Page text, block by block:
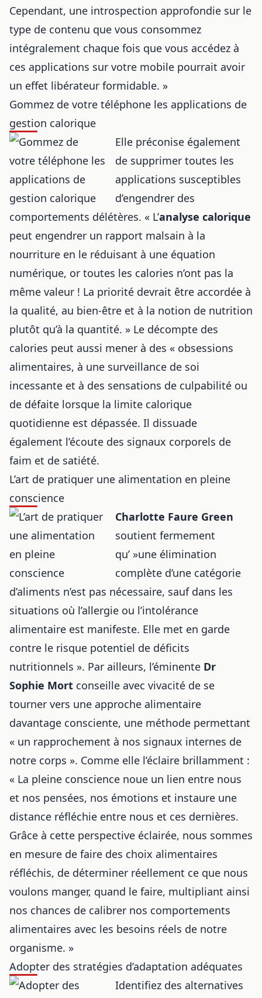
Cependant, une introspection approfondie sur le
type de contenu que vous consommez
intégralement chaque fois que vous accédez à
ces applications sur votre mobile pourrait avoir
un effet libérateur formidable. »
Gommez de votre téléphone les applications de
gestion calorique
Elle préconise également
de supprimer toutes les
applications susceptibles
d’engendrer des
comportements délétères. « L’analyse calorique
peut engendrer un rapport malsain à la
nourriture en le réduisant à une équation
numérique, or toutes les calories n’ont pas la
même valeur ! La priorité devrait être accordée à
la qualité, au bien-être et à la notion de nutrition
plutôt qu’à la quantité. » Le décompte des
calories peut aussi mener à des « obsessions
alimentaires, à une surveillance de soi
incessante et à des sensations de culpabilité ou
de défaite lorsque la limite calorique
quotidienne est dépassée. Il dissuade
également l’écoute des signaux corporels de
faim et de satiété.
L’art de pratiquer une alimentation en pleine
conscience
Charlotte Faure Green
soutient fermement
qu’ »une élimination
complète d’une catégorie
d’aliments n’est pas nécessaire, sauf dans les
situations où l’allergie ou l’intolérance
alimentaire est manifeste. Elle met en garde
contre le risque potentiel de déficits
nutritionnels ». Par ailleurs, l’éminente Dr
Sophie Mort conseille avec vivacité de se
tourner vers une approche alimentaire
davantage consciente, une méthode permettant
« un rapprochement à nos signaux internes de
notre corps ». Comme elle l’éclaire brillamment :
« La pleine conscience noue un lien entre nous
et nos pensées, nos émotions et instaure une
distance réfléchie entre nous et ces dernières.
Grâce à cette perspective éclairée, nous sommes
en mesure de faire des choix alimentaires
réfléchis, de déterminer réellement ce que nous
voulons manger, quand le faire, multipliant ainsi
nos chances de calibrer nos comportements
alimentaires avec les besoins réels de notre
organisme. »
Adopter des stratégies d’adaptation adéquates
Identifiez des alternatives